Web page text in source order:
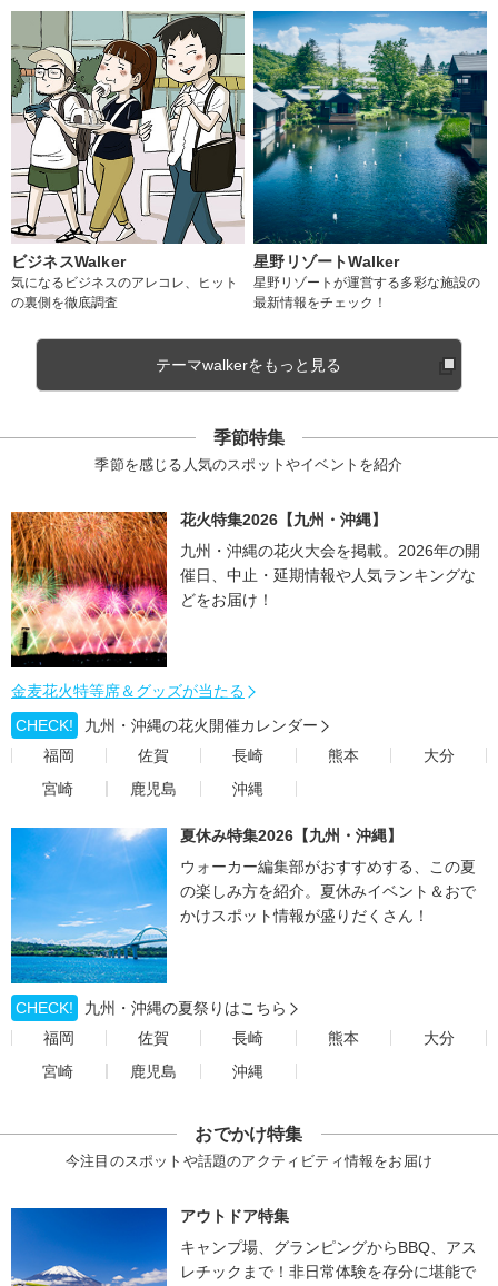
ビジネスWalker
気になるビジネスのアレコレ、ヒット
の裏側を徹底調査
星野リゾートWalker
星野リゾートが運営する多彩な施設の
最新情報をチェック！
テーマwalkerをもっと見る
季節特集
季節を感じる人気のスポットやイベントを紹介
花火特集2026【九州・沖縄】
九州・沖縄の花火大会を掲載。2026年の開
催日、中止・延期情報や人気ランキングな
どをお届け！
金麦花火特等席＆グッズが当たる
CHECK!
九州・沖縄の花火開催カレンダー
福岡
佐賀 長崎 熊本
大分
宮崎
鹿児島 沖縄
夏休み特集2026【九州・沖縄】
ウォーカー編集部がおすすめする、この夏
の楽しみ方を紹介。夏休みイベント＆おで
かけスポット情報が盛りだくさん！
CHECK!
九州・沖縄の夏祭りはこちら
福岡
佐賀 長崎 熊本
大分
宮崎
鹿児島 沖縄
おでかけ特集
今注目のスポットや話題のアクティビティ情報をお届け
アウトドア特集
キャンプ場、グランピングからBBQ、アス
レチックまで！非日常体験を存分に堪能で